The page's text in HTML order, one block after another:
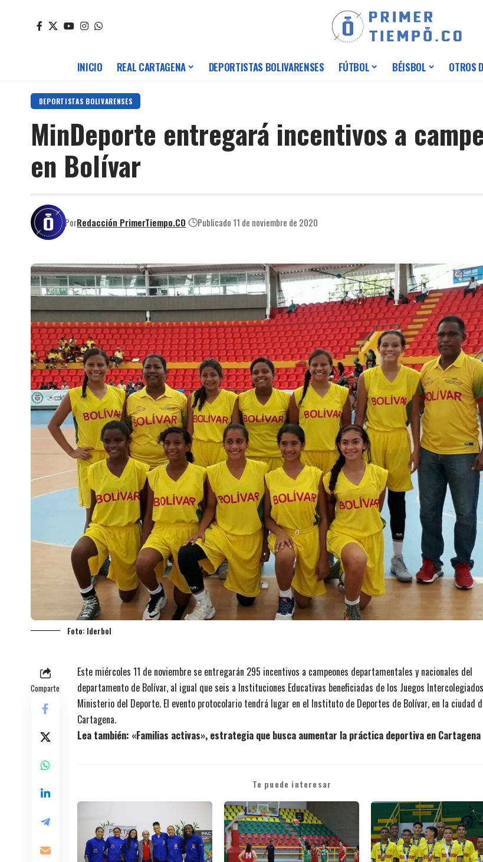
INICIO REAL CARTAGENA DEPORTISTAS BOLIVARENSES FÚTBOL BÉISBOL OTROS
DEPORTISTAS BOLIVARENSES
MinDeporte entregará incentivos a
en Bolívar
PorRedacción PrimerTiempo.CO Publicado 11 de noviembre de 2020
Foto: Iderbol
Comparte
Este miércoles 11 de noviembre se entregarán 295 incentivos a campeones departamentales y nacionales del
departamento de Bolívar, al igual que seis a Instituciones Educativas beneficiadas de los Juegos
Ministerio del Deporte. El evento protocolario tendrá lugar en el Instituto de Deportes de Bolívar, en la ciudad
Cartagena.
Lea también: «Familias activas», estrategia que busca aumentar la práctica deportiva en Cartagena
Te puede interesar